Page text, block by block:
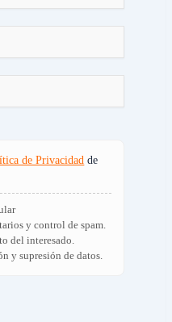
de Privacidad de
y control de spam.
del interesado.
y supresión de datos.